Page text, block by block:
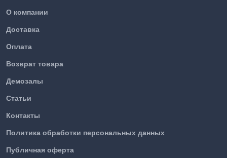
О компании
Доставка
Оплата
Возврат товара
Демозалы
Статьи
Контакты
Политика обработки персональных данных
Публичная оферта